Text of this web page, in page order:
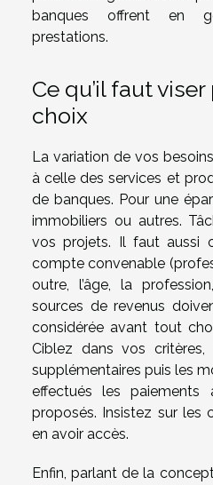
banques offrent en
prestations.
Ce qu’il faut
choix
La variation de vos
à celle des services et
de banques. Pour une
immobiliers ou autres.
vos projets. Il faut aussi
compte convenable
outre, l’âge, la
sources de revenus
considérée avant tout
Ciblez dans vos
supplémentaires puis les
effectués les paiements
proposés. Insistez sur les
en avoir accès.
Enfin, parlant de la